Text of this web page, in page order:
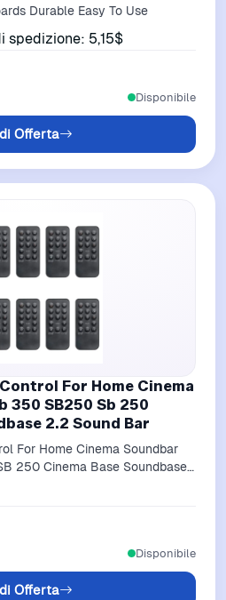
Durable Easy To Use
spedizione: 5,15$
Offerta
Disponibile
For Home Cinema
350 SB250 Sb 250
2.2 Sound Bar
For Home Cinema Soundbar
250 Cinema Base Soundbase
Offerta
Disponibile